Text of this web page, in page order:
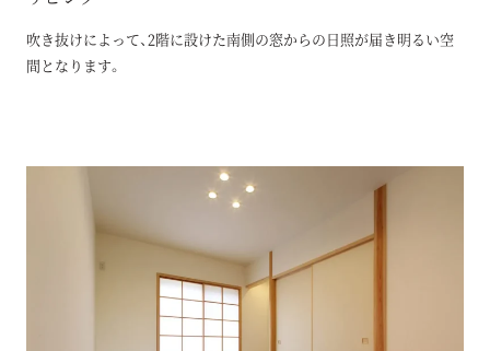
吹き抜けによって、2階に設けた南側の窓からの日照が届き明るい空
間となります。